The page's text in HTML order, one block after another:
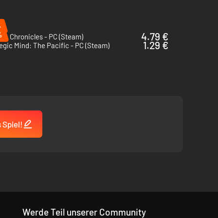
vom Seekrieg im Pazifik, und “Strategic Mind:
Gespenst des Kommunismus” die mit Tapferkeit und
und mit neuen Inhalten ergänzen.
Chronicles - PC (Steam)
4.79 €
Mind: The Pacific - PC (Steam)
1.29 €
Spiel!
Werde Teil unserer Community